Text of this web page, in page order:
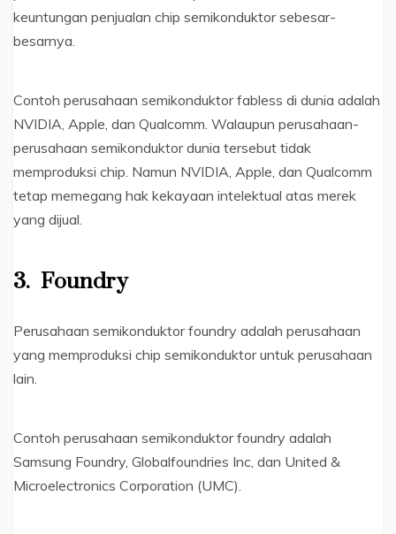
keuntungan penjualan chip semikonduktor sebesar-
besarnya.
Contoh perusahaan semikonduktor fabless di dunia adalah
NVIDIA, Apple, dan Qualcomm. Walaupun perusahaan-
perusahaan semikonduktor dunia tersebut tidak
memproduksi chip. Namun NVIDIA, Apple, dan Qualcomm
tetap memegang hak kekayaan intelektual atas merek
yang dijual.
3. Foundry
Perusahaan semikonduktor foundry adalah perusahaan
yang memproduksi chip semikonduktor untuk perusahaan
lain.
Contoh perusahaan semikonduktor foundry adalah
Samsung Foundry, Globalfoundries Inc, dan United &
Microelectronics Corporation (UMC).